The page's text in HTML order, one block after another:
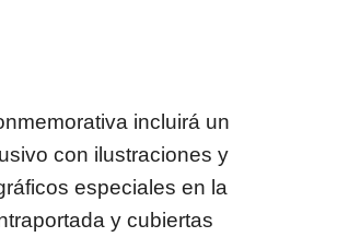
incluirá un
con ilustraciones y
especiales en la
y cubiertas